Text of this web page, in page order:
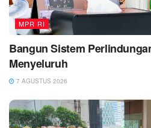
MPR RI
Bangun Sistem
Menyeluruh
7 AGUSTUS 2026